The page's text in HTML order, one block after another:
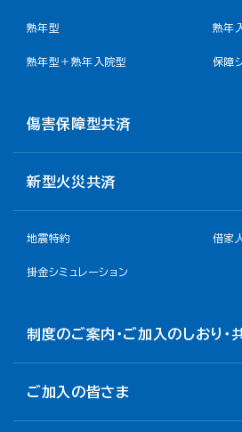
熟年型 熟年
熟年型＋熟年入院型 保障
傷害保障型共済
新型火災共済
地震特約 借家
掛金シミュレーション
制度のご案内・ご加入のしおり・
ご加入の皆さま